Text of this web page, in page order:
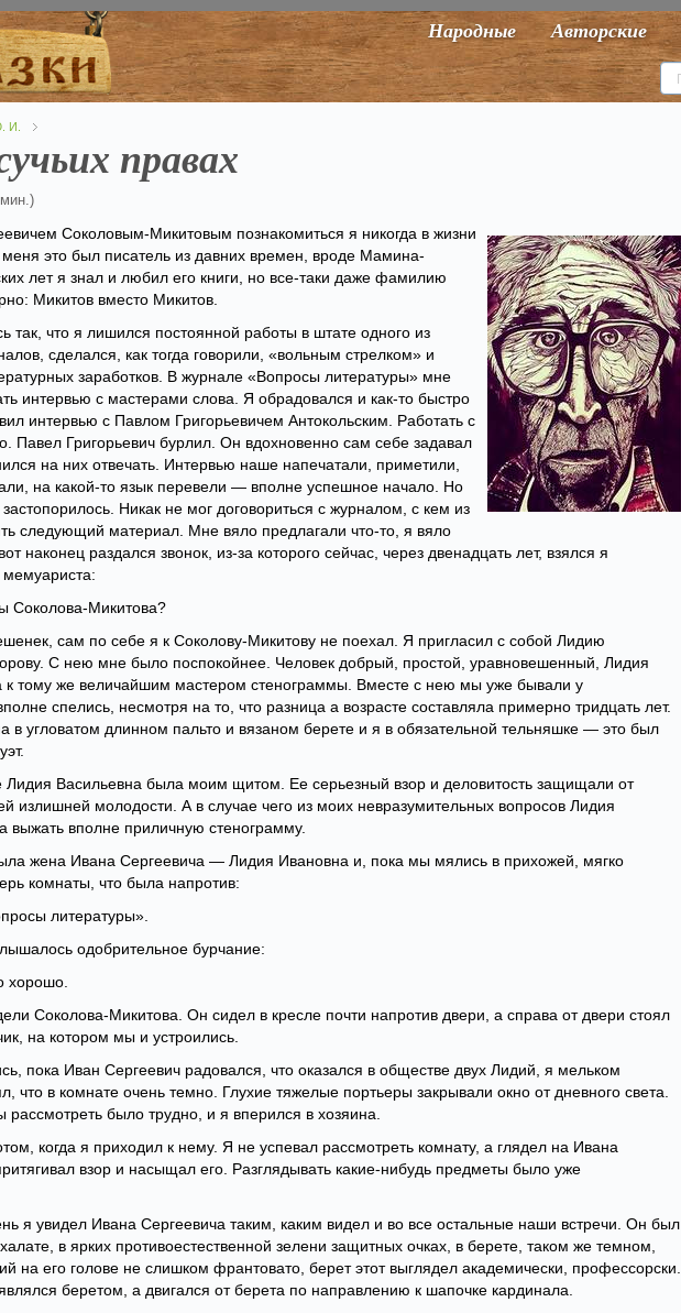
Народные Авторские
И.
правах
Соколовым-Микитовым познакомиться я никогда в жизни
это был писатель из давних времен, вроде Мамина-
лет я знал и любил его книги, но все-таки даже фамилию
Микитов вместо Микитов.
так, что я лишился постоянной работы в штате одного из
сделался, как тогда говорили, «вольным стрелком» и
заработков. В журнале «Вопросы литературы» мне
интервью с мастерами слова. Я обрадовался и как-то быстро
интервью с Павлом Григорьевичем Антокольским. Работать с
Павел Григорьевич бурлил. Он вдохновенно сам себе задавал
на них отвечать. Интервью наше напечатали, приметили,
на какой-то язык перевели — вполне успешное начало. Но
Никак не мог договориться с журналом, с кем из
следующий материал. Мне вяло предлагали что-то, я вяло
наконец раздался звонок, из-за которого сейчас, через двенадцать лет, взялся я
мемуариста:
Микитова?
сам по себе я к Соколову-Микитову не поехал. Я пригласил с собой Лидию
С нею мне было поспокойнее. Человек добрый, простой, уравновешенный, Лидия
к тому же величайшим мастером стенограммы. Вместе с нею мы уже бывали у
спелись, несмотря на то, что разница а возрасте составляла примерно тридцать лет.
в угловатом длинном пальто и вязаном берете и я в обязательной тельняшке — это был
Лидия Васильевна была моим щитом. Ее серьезный взор и деловитость защищали от
излишней молодости. А в случае чего из моих невразумительных вопросов Лидия
выжать вполне приличную стенограмму.
жена Ивана Сергеевича — Лидия Ивановна и, пока мы мялись в прихожей, мягко
комнаты, что была напротив:
литературы».
одобрительное бурчание:
хорошо.
Соколова-Микитова. Он сидел в кресле почти напротив двери, а справа от двери стоял
на котором мы и устроились.
пока Иван Сергеевич радовался, что оказался в обществе двух Лидий, я мельком
что в комнате очень темно. Глухие тяжелые портьеры закрывали окно от дневного света.
было трудно, и я вперился в хозяина.
когда я приходил к нему. Я не успевал рассмотреть комнату, а глядел на Ивана
взор и насыщал его. Разглядывать какие-нибудь предметы было уже
я увидел Ивана Сергеевича таким, каким видел и во все остальные наши встречи. Он был
в ярких противоестественной зелени защитных очках, в берете, таком же темном,
на его голове не слишком франтовато, берет этот выглядел академически, профессорски.
беретом, а двигался от берета по направлению к шапочке кардинала.